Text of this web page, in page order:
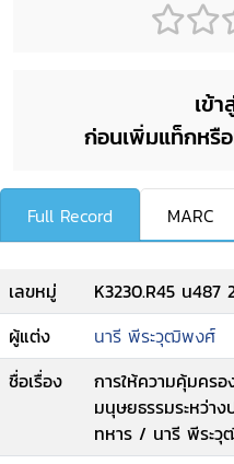
เข้
ก่อนเพิ่มแท็กหรื
Full Record MARC
เลขหมู่
K3230.R45 น487
ผู้แต่ง
นารี พีระวุฒิพงศ์
ชื่อเรื่อง
การให้ความคุ้มคร
มนุษยธรรมระหว่าง
ทหาร / นารี พีระ